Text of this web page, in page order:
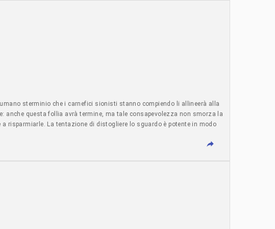
sterminio che i carnefici sionisti stanno compiendo li allineerà alla
anche questa follia avrà termine, ma tale consapevolezza non smorza la
risparmiarle. La tentazione di distogliere lo sguardo è potente in modo
non smetteremo di fare rumore. Saremo in Piazza Garibaldino anche
Redazione Varese